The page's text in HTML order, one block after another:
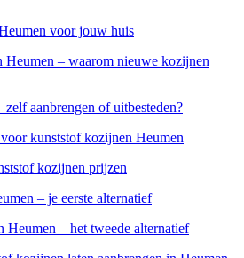
voor jouw huis
Heumen – waarom nieuwe kozijnen
aanbrengen of uitbesteden?
kunststof kozijnen Heumen
kozijnen prijzen
– je eerste alternatief
– het tweede alternatief